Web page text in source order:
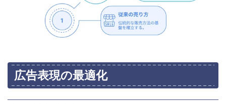
広告表現の最適化